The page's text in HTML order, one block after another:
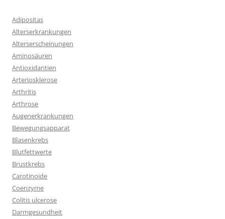
Adipositas
Alterserkrankungen
Alterserscheinungen
Aminosäuren
Antioxidantien
Arteriosklerose
Arthritis
Arthrose
Augenerkrankungen
Bewegungsapparat
Blasenkrebs
Blutfettwerte
Brustkrebs
Carotinoide
Coenzyme
Colitis ulcerose
Darmgesundheit